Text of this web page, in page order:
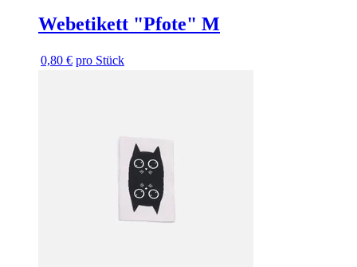
Webetikett "Pfote" M
0,80 € pro Stück